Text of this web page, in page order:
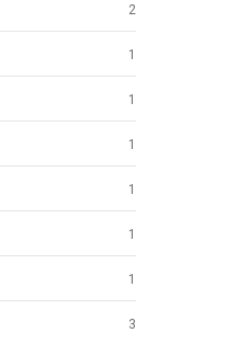
2
1
1
1
1
1
1
3